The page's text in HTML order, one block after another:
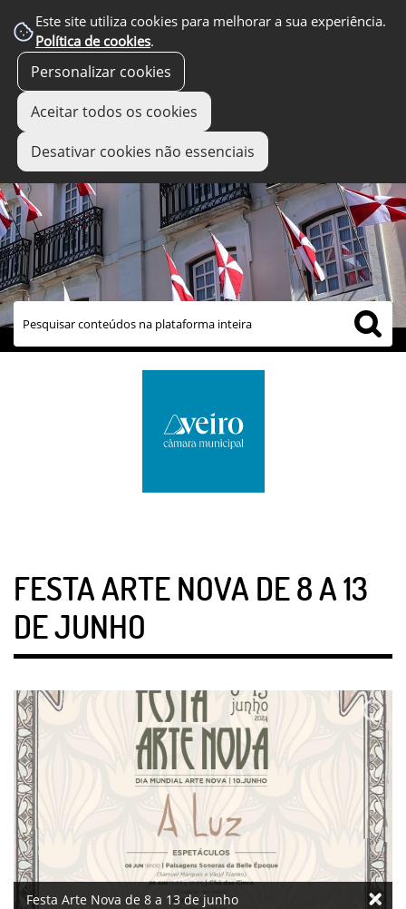
Este site utiliza cookies para melhorar a sua experiência.
Política de cookies.
Personalizar cookies
Aceitar todos os cookies
Desativar cookies não essenciais
links úteis
FESTA ARTE NOVA DE 8 A 13
DE JUNHO
Festa Arte Nova de 8 a 13 de junho